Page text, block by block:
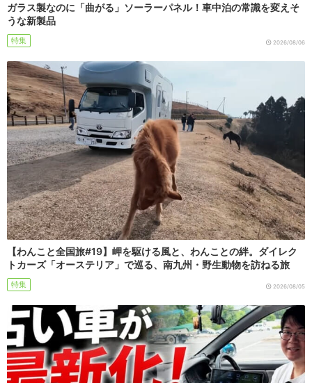
ガラス製なのに「曲がる」ソーラーパネル！車中泊の常識を変えそ
うな新製品
特集 2026/08/06
【わんこと全国旅#19】岬を駆ける風と、わんことの絆。ダイレク
トカーズ「オーステリア」で巡る、南九州・野生動物を訪ねる旅
特集 2026/08/05